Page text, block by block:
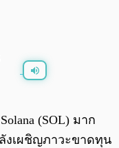
(SOL) มาก
งเผชิญภาวะขาดทุน